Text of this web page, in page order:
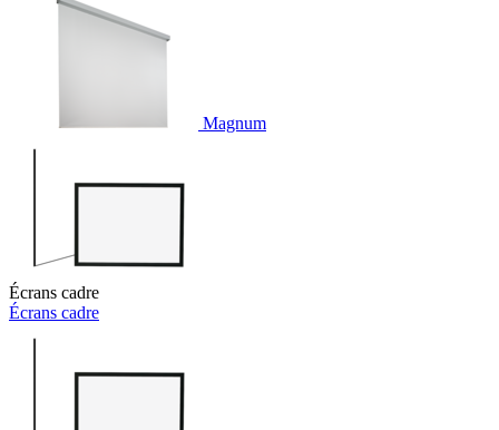
Magnum
Écrans cadre
Écrans cadre